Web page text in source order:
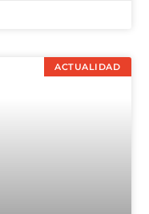
ACTUALIDAD